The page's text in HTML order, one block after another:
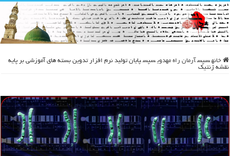
خانه سپس آرمان راه مهدوی سپس پایان تولید نرم افزار تدوین بسته های آموزشی بر پایه
نقشه ژنتیک